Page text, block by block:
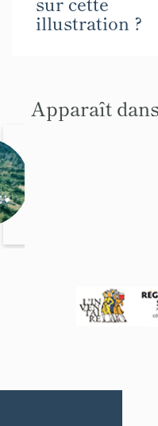
illustration ?
Apparaît